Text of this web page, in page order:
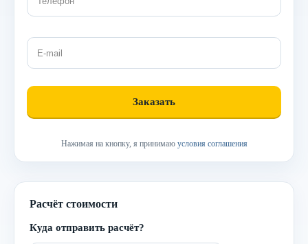
Нажимая на кнопку, я принимаю условия соглашения
Расчёт стоимости
Куда отправить расчёт?